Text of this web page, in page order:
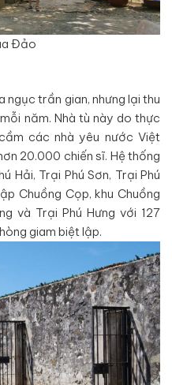
Đảo
trần gian, nhưng lại thu
năm. Nhà tù này do thực
các nhà yêu nước Việt
20.000 chiến sĩ. Hệ thống
Hải, Trại Phú Sơn, Trại Phú
Chuồng Cọp, khu Chuồng
và Trại Phú Hưng với 127
giam biệt lập.